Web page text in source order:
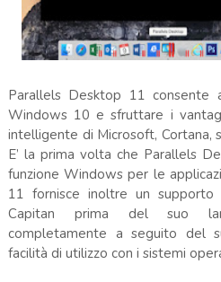
Parallels Desktop 11 consente
Windows 10 e sfruttare i
intelligente di Microsoft, Cortana,
E’ la prima volta che Parallels
funzione Windows per le
11 fornisce inoltre un
Capitan prima del suo
completamente a seguito del
facilità di utilizzo con i sistemi